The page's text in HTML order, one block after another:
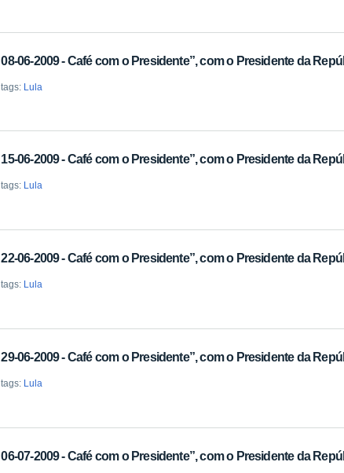
08-06-2009 - Café com o Presidente”, com o Presidente da
tags: Lula
15-06-2009 - Café com o Presidente”, com o Presidente da
tags: Lula
22-06-2009 - Café com o Presidente”, com o Presidente da
tags: Lula
29-06-2009 - Café com o Presidente”, com o Presidente da
tags: Lula
06-07-2009 - Café com o Presidente”, com o Presidente da